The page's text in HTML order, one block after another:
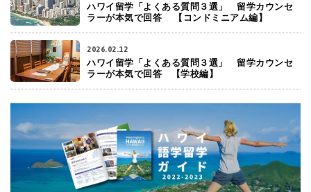
ハワイ留学「よくある質問３選」 留学カウンセ
ラーが本気で回答 【コンドミニアム編】
2026.02.12
ハワイ留学「よくある質問３選」 留学カウンセ
ラーが本気で回答 【学校編】